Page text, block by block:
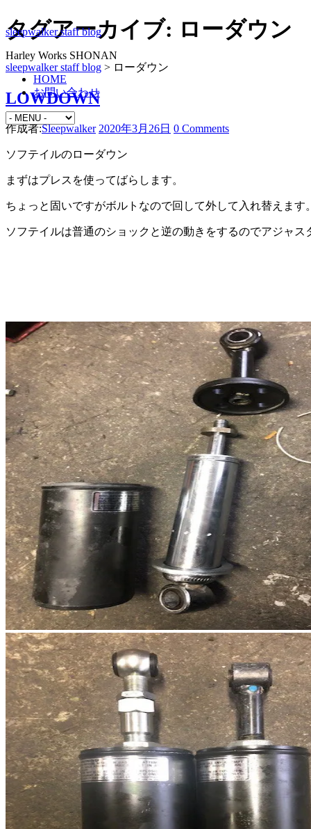
sleepwalker staff blog
Harley Works SHONAN
HOME
お問い合わせ
タグアーカイブ: ローダウン
sleepwalker staff blog > ローダウン
LOWDOWN
作成者:Sleepwalker 2020年3月26日 0 Comments
ソフテイルのローダウン
まずはプレスを使ってばらします。
ちょっと固いですがボルトなので回して外して入れ替えます
ソフテイルは普通のショックと逆の動きをするのでアジャ